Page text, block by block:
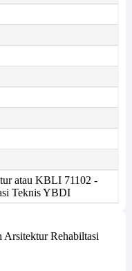
atau KBLI 71102 -
Teknis YBDI
Arsitektur Rehabiltasi